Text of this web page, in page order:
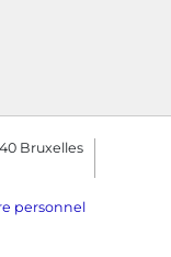
Bruxelles
personnel